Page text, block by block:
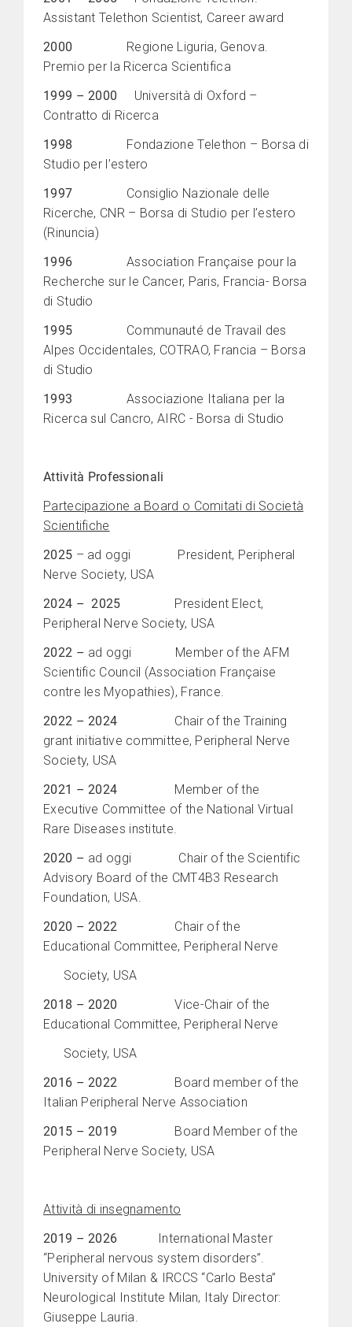
Assistant Telethon Scientist, Career award
2000 Regione Liguria, Genova.
Premio per la Ricerca Scientifica
1999 – 2000 Università di Oxford –
Contratto di Ricerca
1998 Fondazione Telethon – Borsa di
Studio per l’estero
1997 Consiglio Nazionale delle
Ricerche, CNR – Borsa di Studio per l’estero
(Rinuncia)
1996 Association Française pour la
Recherche sur le Cancer, Paris, Francia- Borsa
di Studio
1995 Communauté de Travail des
Alpes Occidentales, COTRAO, Francia – Borsa
di Studio
1993 Associazione Italiana per la
Ricerca sul Cancro, AIRC - Borsa di Studio
Attività Professionali
Partecipazione a Board o Comitati di Società
Scientifiche
2025 – ad oggi President, Peripheral
Nerve Society, USA
2024 – 2025 President Elect,
Peripheral Nerve Society, USA
2022 – ad oggi
Member of the AFM
Scientific Council (Association Française
contre les Myopathies), France.
2022 –2024
Chair of the Training
grant initiative committee, Peripheral Nerve
Society, USA
2021 –2024
Member of the
Executive Committee of the National Virtual
Rare Diseases institute.
2020 – ad oggi Chair of the Scientific
Advisory Board of the CMT4B3 Research
Foundation, USA.
2020 –2022
Chair of the
Educational Committee, Peripheral Nerve
Society, USA
2018 –2020Vice-Chair of the
Educational Committee, Peripheral Nerve
Society, USA
2016 –2022 Board member of the
Italian Peripheral Nerve Association
2015 –2019 Board Member of the
Peripheral Nerve Society, USA
Attività di insegnamento
2019 – 2026
International Master
“Peripheral nervous system disorders”.
University of Milan & IRCCS “Carlo Besta”
Neurological Institute Milan, Italy Director:
Giuseppe Lauria.